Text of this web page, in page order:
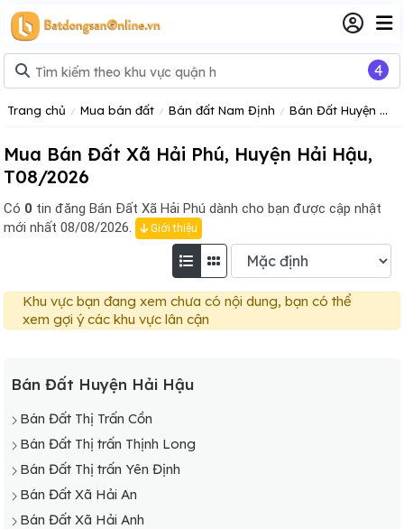
Trang chủ Mua bán đất Bán đất Nam Định Bán Đất Huyện Hải Hậu
Mua Bán Đất Xã Hải Phú, Huyện Hải Hậu,
T08/2026
Có 0 tin đăng Bán Đất Xã Hải Phú dành cho bạn được cập nhật
mới nhất 08/08/2026.
Giới thiệu
Khu vực bạn đang xem chưa có nội dung, bạn có thể
xem gợi ý các khu vực lân cận
Bán Đất Huyện Hải Hậu
Bán Đất Thị Trấn Cồn
Bán Đất Thị trấn Thịnh Long
Bán Đất Thị trấn Yên Định
Bán Đất Xã Hải An
Bán Đất Xã Hải Anh
4